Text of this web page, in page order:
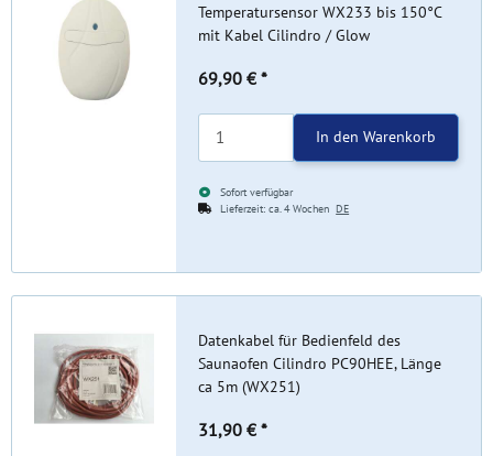
Temperatursensor WX233 bis 150°C
mit Kabel Cilindro / Glow
69,90 € *
In den Warenkorb
Sofort verfügbar
Lieferzeit:ca. 4 WochenDE
Datenkabel für Bedienfeld des
Saunaofen Cilindro PC90HEE, Länge
ca 5m (WX251)
31,90 € *